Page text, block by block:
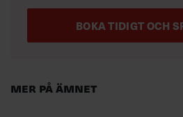
Mer på ämnet
BOKA TIDIGT OCH